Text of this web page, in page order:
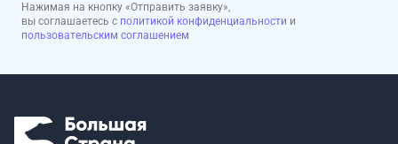
Нажимая на кнопку «Отправить заявку»,
вы соглашаетесь с политикой конфиденциальности и
пользовательским соглашением